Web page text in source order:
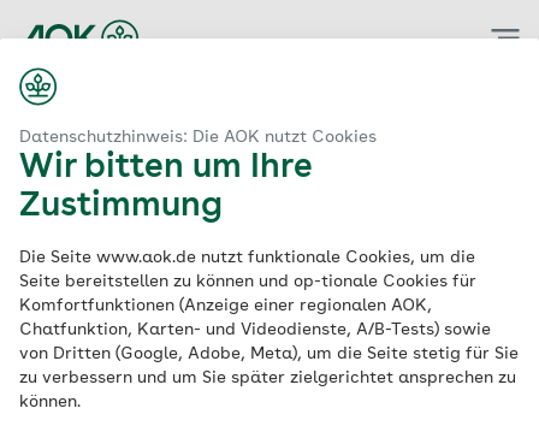
Datenschutzhinweis: Die AOK nutzt Cookies
Wir bitten um Ihre
Zustimmung
Die Seite www.aok.de nutzt funktionale Cookies, um die
Seite bereitstellen zu können und op-tionale Cookies für
Komfortfunktionen (Anzeige einer regionalen AOK,
Chatfunktion, Karten- und Videodienste, A/B-Tests) sowie
von Dritten (Google, Adobe, Meta), um die Seite stetig für Sie
zu verbessern und um Sie später zielgerichtet ansprechen zu
können.
Zum
Hauptinhalt
springen